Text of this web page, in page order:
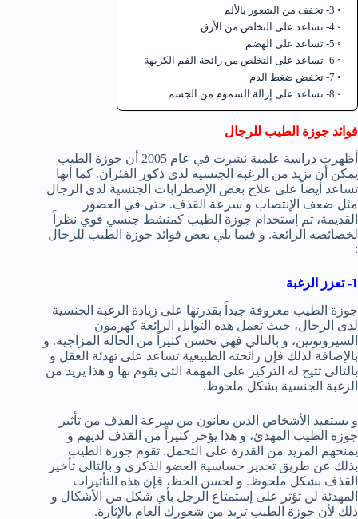
3- تخفف من الشعور بالألم
4- تساعد على التخلص من الأرق
5- تساعد على الهضم
6- تساعد على التخلص من رائحة الفم الكريهة
7- تخفض ضغط الدم
8- تساعد على إزالة السموم من الجسم
فوائد جوزة الطيب للرجال
أظهرت دراسة علمية نشرت في عام 2005 أن جوزة الطيب
يمكن أن تزيد من الرغبة الجنسية لدى ذكور الفئران. كما أنها
تساعد أيضاً على علاج بعض الإضطرابات الجنسية لدى الرجال
مثل ضعف الإنتصاب و سرعة القذف. حتى في العصور
القديمة، تم إستخدام جوزة الطيب كمنشط جنسي قوي نظراً
لخصائصه الرائعة. و فيما يلي بعض فوائد جوزة الطيب للرجال
:
1- تعزز الرغبة
جوزة الطيب معروفة جيداً بقدرتها على زيادة الرغبة الجنسية
لدى الرجال، حيث تعمل هذه التوابل الرائعة كهرمون
السيروتونين، و بالتالي فهي تحسن كثيراً من الحالة المزاجية. و
بالإضافة لذلك فإن رائحته الطبيعية تساعد على تهدئة العقل و
بالتالي تتيح له التركيز على المهمة التي يقوم بها و هذا يزيد من
الرغبة الجنسية بشكل ملحوظ.
و يستفيد الأشخاص الذين يعانون من سرعة القذف من تأثير
جوزة الطيب المهدئ، و هذا يؤخر كثيراً من القذف لديهم و
يمنحهم المزيد من القدرة على التحمل. تقوم جوزة الطيب
بذلك عن طريق تخدير حساسية العضو الذكري و بالتالي تأخير
القذف بشكل ملحوظ. و لحسن الحظ، فإن هذه التأثيرات
المهدئة لن تؤثر على إستمتاع الرجل بأي شكل من الأشكال و
ذلك لأن جوزة الطيب تزيد من شعورك العام بالإثارة.